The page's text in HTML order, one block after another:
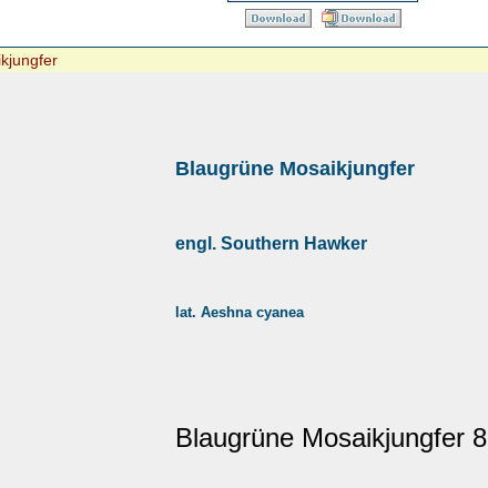
Blaugrüne Mosaikjungfer
engl. Southern Hawker
lat. Aeshna cyanea
Blaugrüne Mosaikjungfer